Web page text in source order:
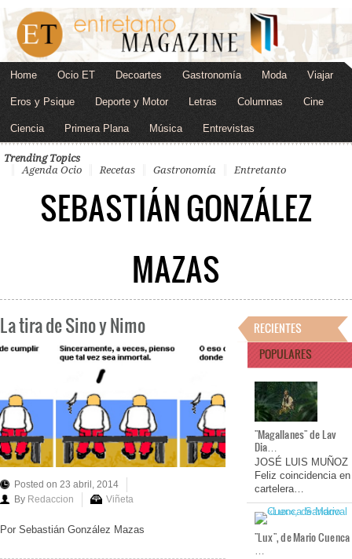
Home Ocio ET Decoartes Gastronomía Moda Viajar
Eros y Psique Deporte y Motor Letras Columnas Cine
Ciencia Primera Plana Música Entrevistas
Trending Topics
Agenda Ocio
Recetas Gastronomía Entretanto
SEBASTIÁN GONZÁLEZ
MAZAS
La tira de Sino y Nimo
Posted on 23 abril, 2014
By Redaccion Viñeta
Por Sebastián González Mazas
RECIENTES
POPULARES
"Magallanes" de Lav
Dia…
JOSÉ LUIS MUÑOZ
Feliz coincidencia en
cartelera…
"Lux", de Mario Cuenca
…